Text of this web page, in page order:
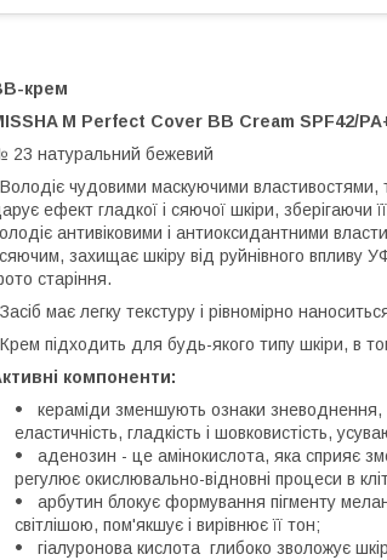
крем
M Perfect Cover BB Cream SPF42/
23 натуральний бежевий
Володіє чудовими маскуючими властивостями,
ефект гладкої і сяючої шкіри,
антивіковими і антиоксидантними
сяючим, захищає шкіру від руйнівного впливу
старіння.
Засіб має легку текстуру і рівномірно
Крем підходить для будь-якого типу шкіри, в
компоненти:
кераміди зменшують ознаки зневоднення,
еластичність, гладкість і шовковистість,
аденозин - це амінокислота, яка сприяє
регулює окислювально-відновні процеси в
арбутин блокує формування пігменту
світлішою, пом'якшує і вирівнює її тон;
гіалуронова кислота глибоко зволожує